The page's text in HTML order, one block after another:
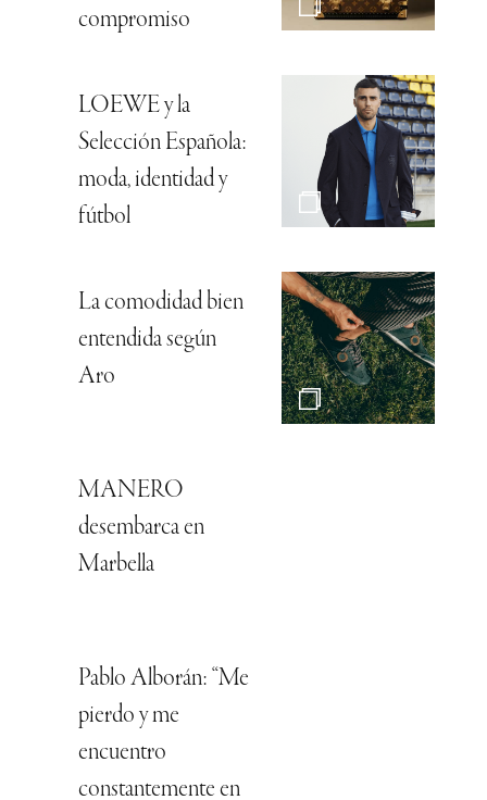
compromiso
LOEWE y la
Selección Española:
moda, identidad y
fútbol
La comodidad bien
entendida según
Aro
MANERO
desembarca en
Marbella
Pablo Alborán: “Me
pierdo y me
encuentro
constantemente en